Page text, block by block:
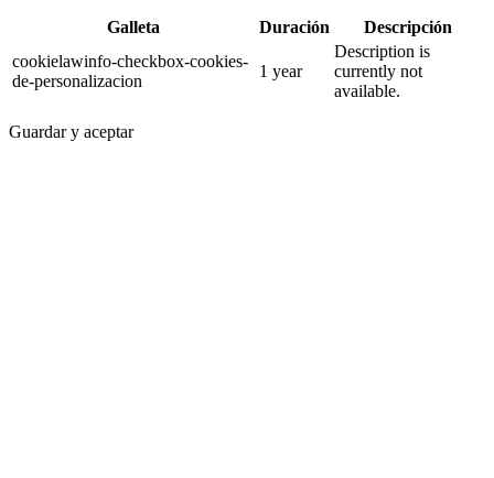
Galleta Duración
Descripción
cookielawinfo-checkbox-cookies-
de-personalizacion
1 year
Description is
currently not
available.
Guardar y aceptar